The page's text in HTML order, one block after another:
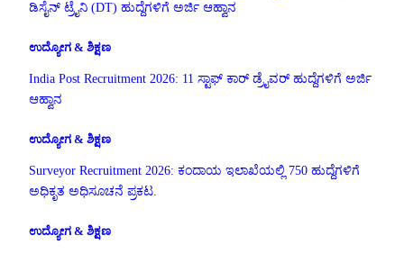
ಡಿಸೈನ್ ಟ್ರೈನಿ (DT) ಹುದ್ದೆಗಳಿಗೆ ಅರ್ಜಿ ಆಹ್ವಾನ
ಉದ್ಯೋಗ & ಶಿಕ್ಷಣ
India Post Recruitment 2026: 11 ಸ್ಟಾಫ್ ಕಾರ್ ಡ್ರೈವರ್ ಹುದ್ದೆಗಳಿಗೆ ಅರ್ಜಿ
ಆಹ್ವಾನ
ಉದ್ಯೋಗ & ಶಿಕ್ಷಣ
Surveyor Recruitment 2026: ಕಂದಾಯ ಇಲಾಖೆಯಲ್ಲಿ 750 ಹುದ್ದೆಗಳಿಗೆ
ಅಧಿಕೃತ ಅಧಿಸೂಚನೆ ಪ್ರಕಟ.
ಉದ್ಯೋಗ & ಶಿಕ್ಷಣ